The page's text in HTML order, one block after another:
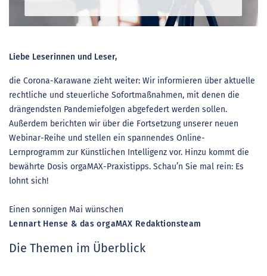
Liebe Leserinnen und Leser,
die Corona-Karawane zieht weiter: Wir informieren über aktuelle
rechtliche und steuerliche Sofortmaßnahmen, mit denen die
drängendsten Pandemiefolgen abgefedert werden sollen.
Außerdem berichten wir über die Fortsetzung unserer neuen
Webinar-Reihe und stellen ein spannendes Online-
Lernprogramm zur Künstlichen Intelligenz vor. Hinzu kommt die
bewährte Dosis orgaMAX-Praxistipps. Schau’n Sie mal rein: Es
lohnt sich!
Einen sonnigen Mai wünschen
Lennart Hense & das orgaMAX Redaktionsteam
Die Themen im Überblick